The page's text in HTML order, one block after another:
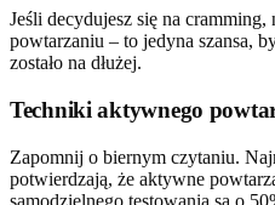
Jeśli decydujesz się na
powtarzaniu – to jedyna szansa,
zostało na dłużej.
Techniki aktywnego
Zapomnij o biernym czytaniu.
potwierdzają, że aktywne
samodzielnego testowania są o